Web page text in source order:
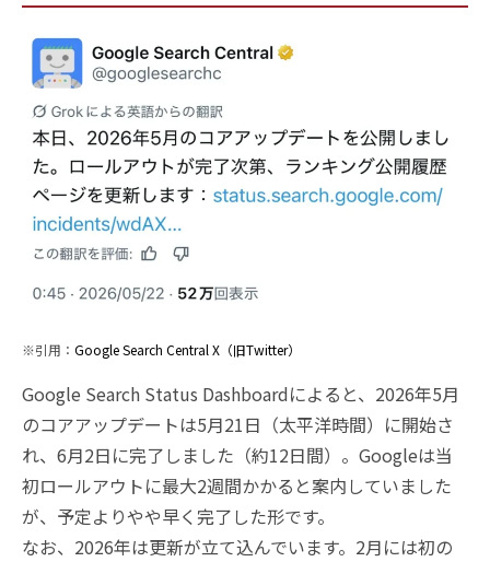
※引用： Google Search Central X（旧Twitter）
Google Search Status Dashboardによると、2026年5月
のコアアップデートは5月21日（太平洋時間）に開始さ
れ、6月2日に完了しました（約12日間）。Googleは当
初ロールアウトに最大2週間かかると案内していました
が、予定よりやや早く完了した形です。
なお、2026年は更新が立て込んでいます。2月には初の